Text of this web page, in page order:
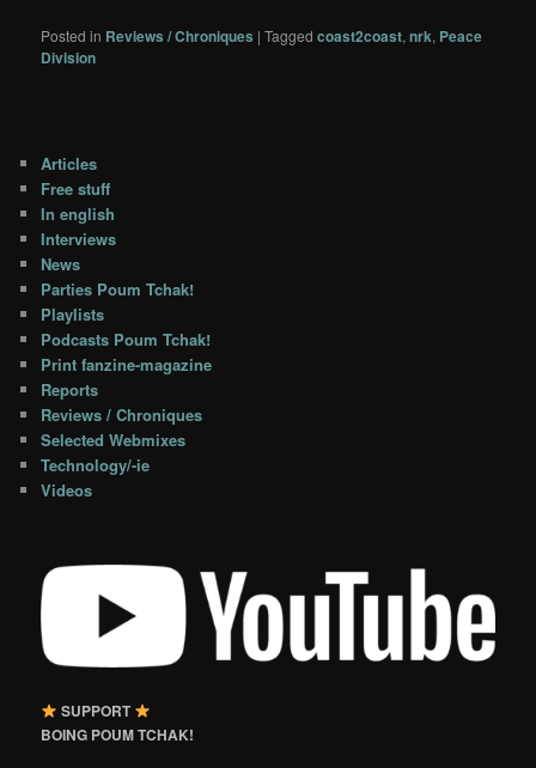
Posted in Reviews / Chroniques |Tagged coast2coast,nrk, Peace
Division
Articles
Free stuff
In english
Interviews
News
Parties Poum Tchak!
Playlists
Podcasts Poum Tchak!
Print fanzine-magazine
Reports
Reviews / Chroniques
Selected Webmixes
Technology/-ie
Videos
SUPPORT
BOING POUM TCHAK!